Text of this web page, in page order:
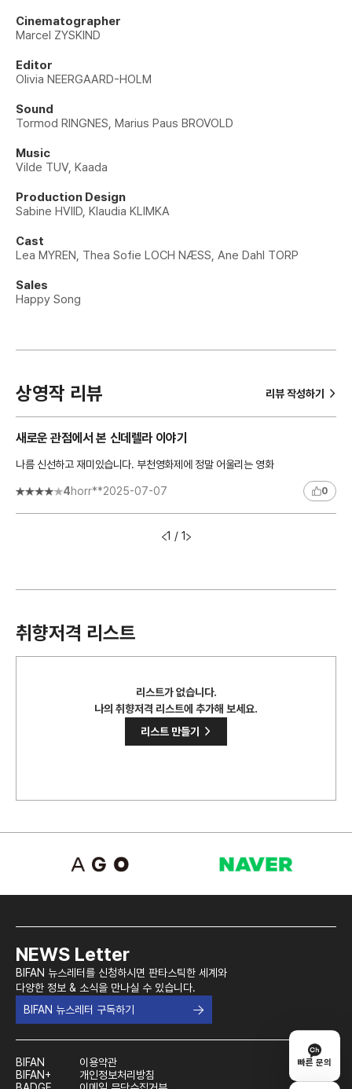
빠른 문의
Cinematographer
Marcel ZYSKIND
Editor
Olivia NEERGAARD-HOLM
Sound
Tormod RINGNES, Marius Paus BROVOLD
Music
Vilde TUV, Kaada
Production Design
Sabine HVIID, Klaudia KLIMKA
Cast
Lea MYREN, Thea Sofie LOCH NÆSS, Ane Dahl TORP
Sales
Happy Song
상영작 리뷰 리뷰 작성하기 >
새로운 관점에서 본 신데렐라 이야기
나름 신선하고 재미있습니다. 부천영화제에 정말 어울리는 영화
4horr**2025-07-07 0
1 / 1
취향저격 리스트
리스트가 없습니다.
나의 취향저격 리스트에 추가해 보세요.
리스트 만들기
>
NEWS Letter
BIFAN 뉴스레터를 신청하시면 판타스틱한 세계와
다양한 정보 & 소식을 만나실 수 있습니다.
BIFAN 뉴스레터 구독하기
BIFAN
BIFAN+
이용약관
개인정보처리방침